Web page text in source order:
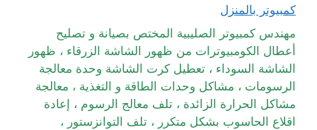
كمبيوتر بالمنزل
مهندس كمبيوتر الصليبية المختص بصيانة و تصليح
أعطال الكومبيوترات من ظهور الشاشة الزرقاء ، ظهور
الشاشة السوداء ، تعطيل كرت الشاشة وحدة معالجة
الرسومات ، مشاكل وحدات الطاقة و التغذية ، معالجة
مشاكل الحرارة الزائدة ، تلف معالج الرسوم ، إعادة
اقلاع الحاسوب بشكل متكرر ، تلف التوانزستور ،